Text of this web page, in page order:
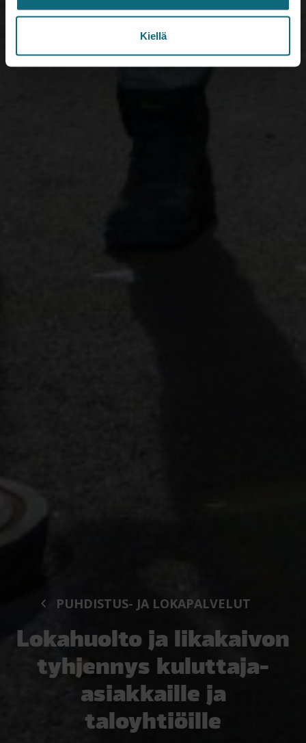
Kiellä
PUHDISTUS- JA LOKAPALVELUT
Lokahuolto ja likakaivon
tyhjennys kuluttaja-
asiakkaille ja
taloyhtiöille